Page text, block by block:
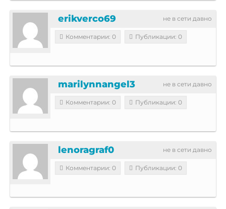
не в сети давно
erikverco69
Комментарии: 0 Публикации: 0
не в сети давно
marilynnangel3
Комментарии: 0 Публикации: 0
не в сети давно
lenoragraf0
Комментарии: 0 Публикации: 0